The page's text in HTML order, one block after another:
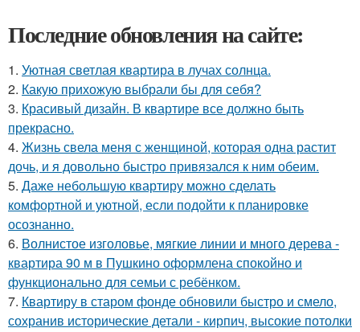
Последние обновления на сайте:
1. Уютная светлая квартира в лучах солнца.
2. Какую прихожую выбрали бы для себя?
3. Красивый дизайн. В квартире все должно быть
прекрасно.
4. Жизнь свела меня с женщиной, которая одна растит
дочь, и я довольно быстро привязался к ним обеим.
5. Даже небольшую квартиру можно сделать
комфортной и уютной, если подойти к планировке
осознанно.
6. Волнистое изголовье, мягкие линии и много дерева -
квартира 90 м в Пушкино оформлена спокойно и
функционально для семьи с ребёнком.
7. Квартиру в старом фонде обновили быстро и смело,
сохранив исторические детали - кирпич, высокие потолки